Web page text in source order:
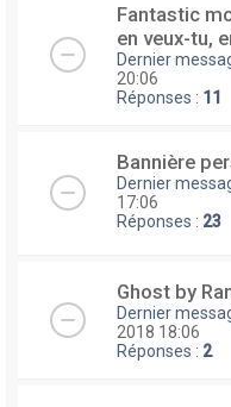
Fantastic
en veux-tu,
Dernier
20:06
Réponses : 11
Bannière
Dernier
17:06
Réponses : 23
Ghost by
Dernier
2018 18:06
Réponses : 2